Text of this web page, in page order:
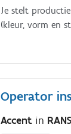
Je stelt
(kleur, vorm en
Operator
Accent in